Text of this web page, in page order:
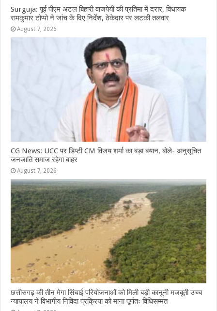
Surguja: पूर्व पीएम अटल बिहारी वाजपेयी की प्रतिमा में दरार, विधायक
रामकुमार टोप्पो ने जांच के दिए निर्देश, ठेकेदार पर लटकी तलवार
August 7, 2026
CG News: UCC पर डिप्टी CM विजय शर्मा का बड़ा बयान, बोले- अनुसूचित
जनजाति समाज रहेगा बाहर
August 7, 2026
छत्तीसगढ़ की तीन मेगा सिंचाई परियोजनाओं को मिली बड़ी कानूनी मजबूती उच्च
न्यायालय ने विभागीय निविदा प्रक्रिया को माना पूर्णतः विधिसम्मत